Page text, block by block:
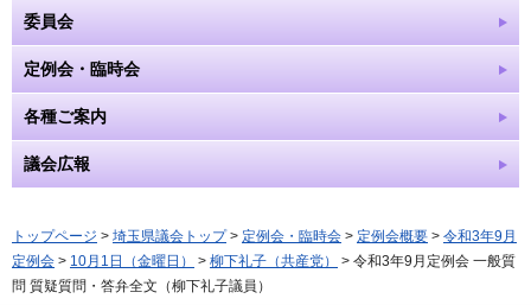
委員会
定例会・臨時会
各種ご案内
議会広報
トップページ > 埼玉県議会トップ> 定例会・臨時会 > 定例会概要 > 令和3年9月
定例会 > 10月1日（金曜日） > 柳下礼子（共産党）
> 令和3年9月定例会 一般質
問 質疑質問・答弁全文（柳下礼子議員）